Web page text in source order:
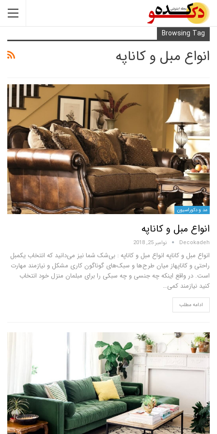
مبل و کاناپه
و کاناپه
نوامبر 25, 2018
کاناپه انواع مبل و کاناپه : بی‌شک شما نیز می‌دانید که انتخاب یکمبل
میان طرح‌ها و سبک‌های گوناگون کاری مشکل و نیازمند مهارت
اینکه چه جنسی و چه سبکی را برای مبلمان منزل خود انتخاب
کمی…